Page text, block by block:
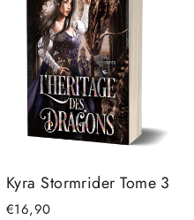
Kyra Stormrider Tome 3
€16,90